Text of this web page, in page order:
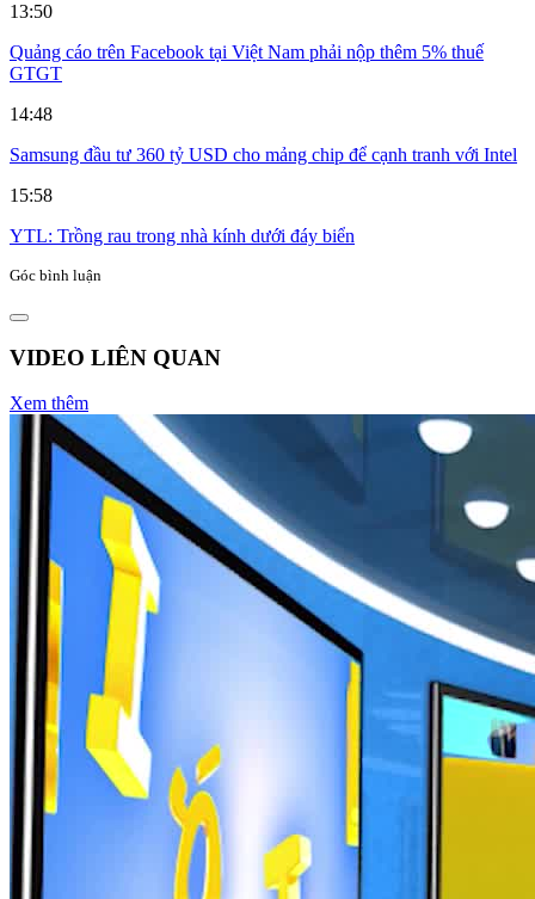
13:50
Quảng cáo trên Facebook tại Việt Nam phải nộp thêm 5% thuế
GTGT
14:48
Samsung đầu tư 360 tỷ USD cho mảng chip để cạnh tranh với Intel
15:58
YTL: Trồng rau trong nhà kính dưới đáy biển
Góc bình luận
VIDEO LIÊN QUAN
Xem thêm